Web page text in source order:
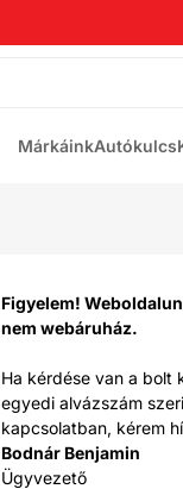
MárkáinkAutókulcs
Figyelem!
nem webáruház.
Ha kérdése van a bolt
egyedi alvázszám
kapcsolatban, kérem
Bodnár Benjamin
Ügyvezető